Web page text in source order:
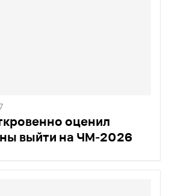
оценил
выйти на ЧМ-2026